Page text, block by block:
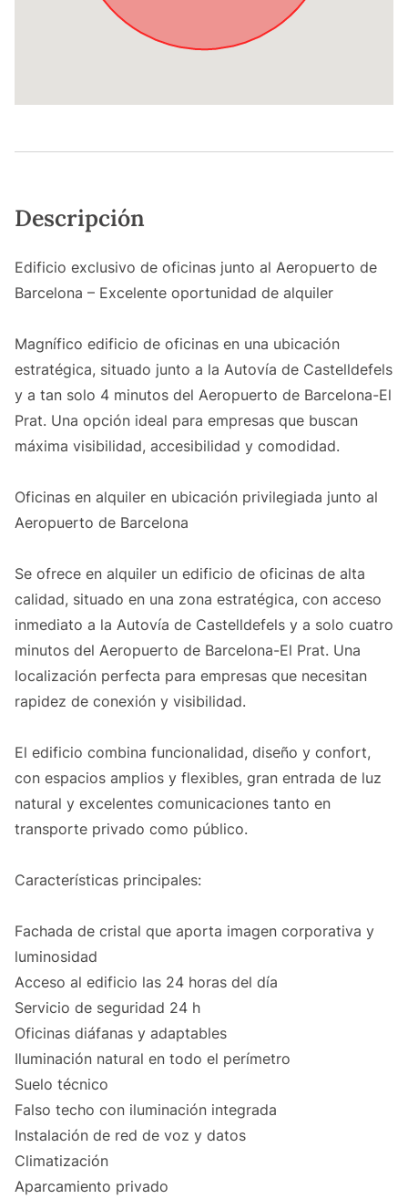
Descripción
Edificio exclusivo de oficinas junto al Aeropuerto de
Barcelona – Excelente oportunidad de alquiler
Magnífico edificio de oficinas en una ubicación
estratégica, situado junto a la Autovía de Castelldefels
y a tan solo 4 minutos del Aeropuerto de Barcelona-El
Prat. Una opción ideal para empresas que buscan
máxima visibilidad, accesibilidad y comodidad.
Oficinas en alquiler en ubicación privilegiada junto al
Aeropuerto de Barcelona
Se ofrece en alquiler un edificio de oficinas de alta
calidad, situado en una zona estratégica, con acceso
inmediato a la Autovía de Castelldefels y a solo cuatro
minutos del Aeropuerto de Barcelona-El Prat. Una
localización perfecta para empresas que necesitan
rapidez de conexión y visibilidad.
El edificio combina funcionalidad, diseño y confort,
con espacios amplios y flexibles, gran entrada de luz
natural y excelentes comunicaciones tanto en
transporte privado como público.
Características principales:
Fachada de cristal que aporta imagen corporativa y
luminosidad
Acceso al edificio las 24 horas del día
Servicio de seguridad 24 h
Oficinas diáfanas y adaptables
Iluminación natural en todo el perímetro
Suelo técnico
Falso techo con iluminación integrada
Instalación de red de voz y datos
Climatización
Aparcamiento privado